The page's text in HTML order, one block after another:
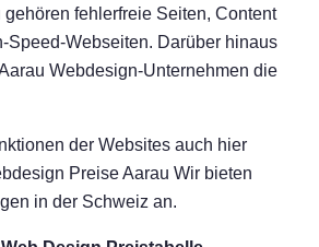
fehlerfreie Seiten, Content
Speed-Webseiten. Darüber hinaus
Webdesign-Unternehmen die
der Websites auch hier
Preise Aarau Wir bieten
in der Schweiz an.